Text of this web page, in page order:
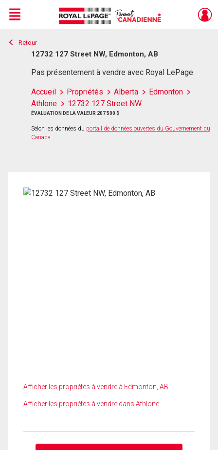
Live
En Direct
Menu
Retour
12732 127 Street NW, Edmonton, AB
Pas présentement à vendre avec Royal LePage
Accueil Propriétés Alberta
Edmonton
Athlone
12732 127 Street NW
ÉVALUATION DE LA VALEUR 207 500 $
Selon les données du portail de données ouvertes du Gouvernement du
Canada
Afficher les propriétés à vendre à Edmonton, AB
Afficher les propriétés à vendre dans Athlone